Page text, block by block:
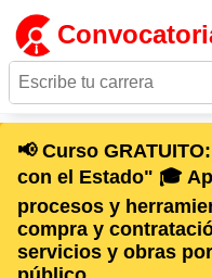
📢 Curso
con el Estado" 🎓
procesos y
compra y
servicios y obras